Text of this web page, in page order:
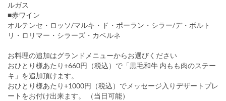
ルガス
■赤ワイン
オルテンセ・ロッソ/マルキ・ド・ポーラン・シラー/デ・ボルト
リ・ロリマー・シラーズ・カベルネ
お料理の追加はグランドメニューからお選びください
おひとり様あたり+660円（税込）で「黒毛和牛 内もも肉のステー
キ」を追加頂けます。
おひとり様あたり+1000円（税込）でメッセージ入りデザートプレ
ートをお付け出来ます。 （当日可能）